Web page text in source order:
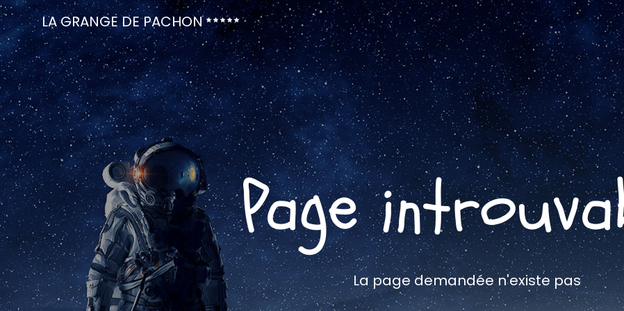
LA GRANGE DE PACHON
Page
La page demandée n'existe pas